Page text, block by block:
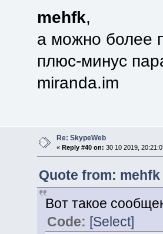
mehfk,
а можно более
плюс-минус
miranda.im
Re: SkypeWeb
« Reply #40 on: 30 10 2019,
Quote from: mehfk
Вот такое
Code: [Select]